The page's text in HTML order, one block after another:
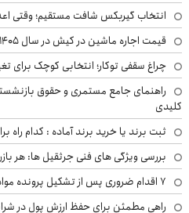
انتخاب گیربکس شافت مستقیم؛ وقتی
قیمت اجاره ماشین در کیش در سال ۱۴۰۵ چقدر تغییر کرده است؟
چراغ سقفی توکار؛ انتخابی کوچک برای
راهنمای جامع مستمری و حقوق
کلیدی
ثبت برند یا خرید برند آماده : کدام
بررسی ویژگی های فنی جرثقیل ها: هر
۷ اقدام ضروری پس از تشکیل پرونده مواد مخدر؛ راهنمای خانواده‌ها
راهی مطمئن برای حفظ ارزش پول در